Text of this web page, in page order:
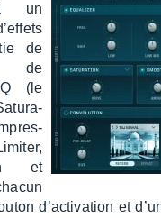
un
de
de
(le
et
d’ac­ti­va­tion et